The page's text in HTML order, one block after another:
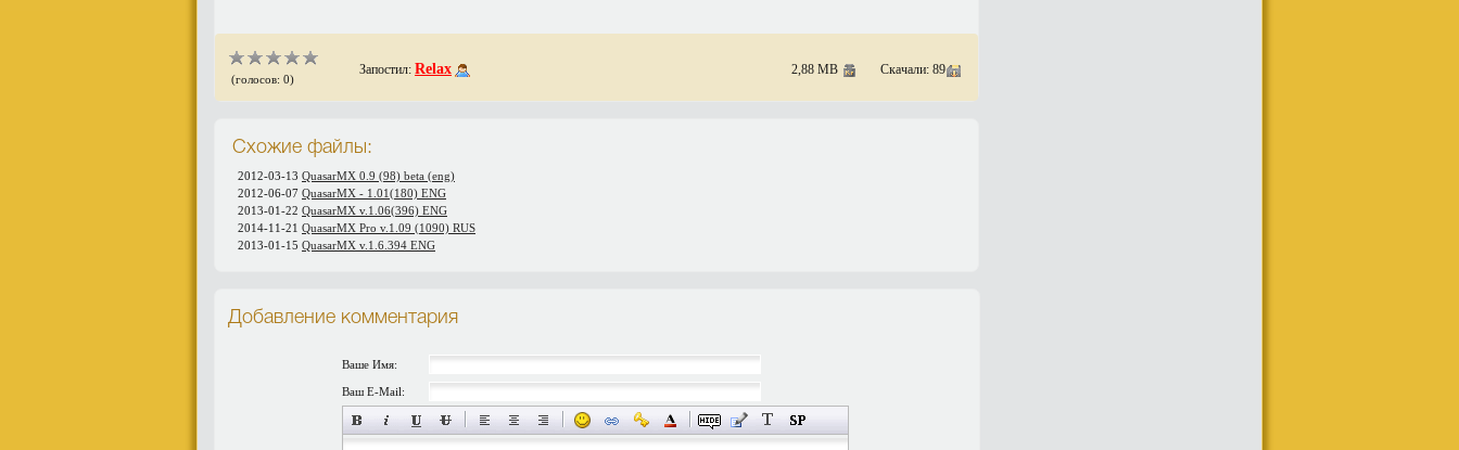
(голосов: 0)
Запостил: Relax 2,88 MB Скачали: 89
Схожие файлы:
2012-03-13 QuasarMX 0.9 (98) beta (eng)
2012-06-07 QuasarMX - 1.01(180) ENG
2013-01-22 QuasarMX v.1.06(396) ENG
2014-11-21 QuasarMX Pro v.1.09 (1090) RUS
2013-01-15 QuasarMX v.1.6.394 ENG
Добавление комментария
Ваше Имя:
Ваш E-Mail: